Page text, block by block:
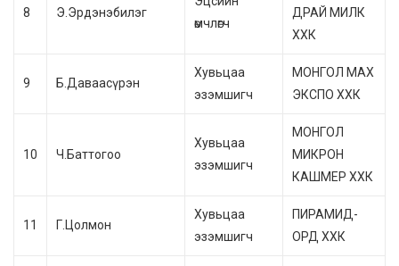
8 Э.Эрдэнэбилэг
өмчлөгч
ДРАЙ МИЛК
ХХК
9 Б.Даваасүрэн
Хувьцаа
эзэмшигч
МОНГОЛ МАХ
ЭКСПО ХХК
10 Ч.Баттогоо
Хувьцаа
эзэмшигч
МОНГОЛ
МИКРОН
КАШМЕР ХХК
11 Г.Цолмон
Хувьцаа
эзэмшигч
ПИРАМИД-
ОРД ХХК